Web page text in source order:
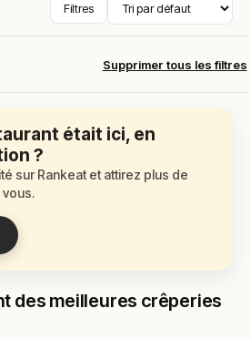
Filtres
Supprimer tous les filtres
était ici, en
?
sur Rankeat et attirez plus de
des meilleures crêperies